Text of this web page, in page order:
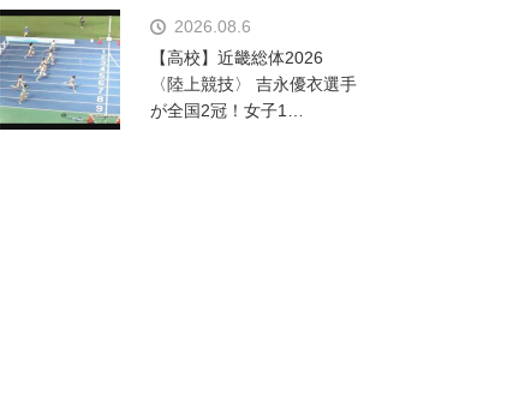
2026.08.6
【高校】近畿総体2026
〈陸上競技〉 吉永優衣選手
が全国2冠！女子1…